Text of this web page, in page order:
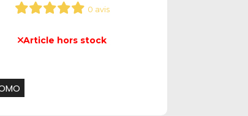
0 avis
Article hors stock